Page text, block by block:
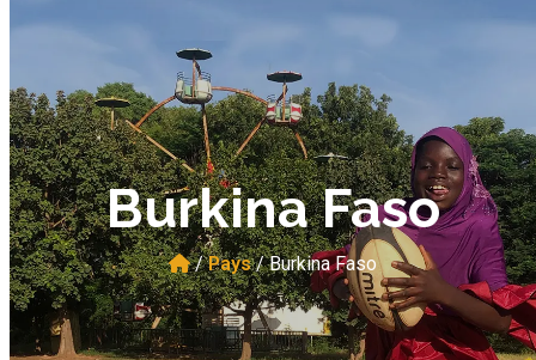
Burkina Faso
/Pays/Burkina Faso